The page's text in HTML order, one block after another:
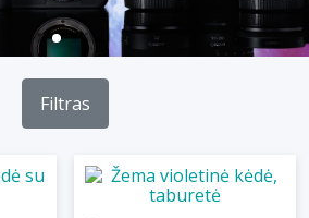
Filtras